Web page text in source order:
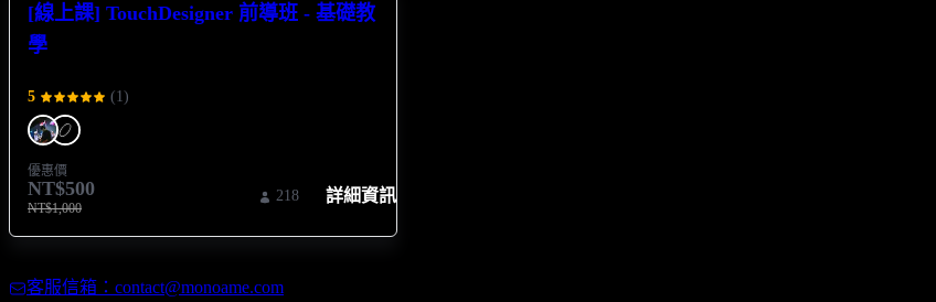
[線上課] TouchDesigner 前導班 - 基礎教
學
5 (1 )
優惠價
NT$500
NT$1,000
218 詳細資訊
客服信箱：contact@monoame.com